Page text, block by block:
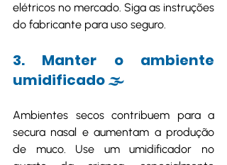
elétricos no mercado. Siga as instruções
do fabricante para uso seguro.
3. Manter o ambiente
umidificado 🌫️
Ambientes secos contribuem para a
secura nasal e aumentam a produção
de muco. Use um umidificador no